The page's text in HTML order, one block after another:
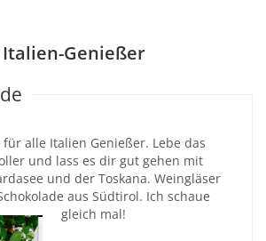
Genießer
alle Italien Genießer. Lebe das
und lass es dir gut gehen mit
und der Toskana. Weingläser
aus Südtirol. Ich schaue
gleich mal!